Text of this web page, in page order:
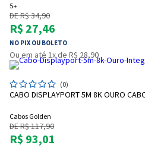
5+
DE R$ 34,90
R$ 27,46
NO PIX OU BOLETO
Ou em até 1x de R$ 28,90
(0)
CABO DISPLAYPORT 5M 8K OURO
Cabos Golden
DE R$ 117,90
R$ 93,01